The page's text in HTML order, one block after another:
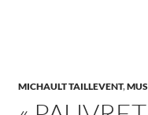
MICHAULT TAILLEVENT,